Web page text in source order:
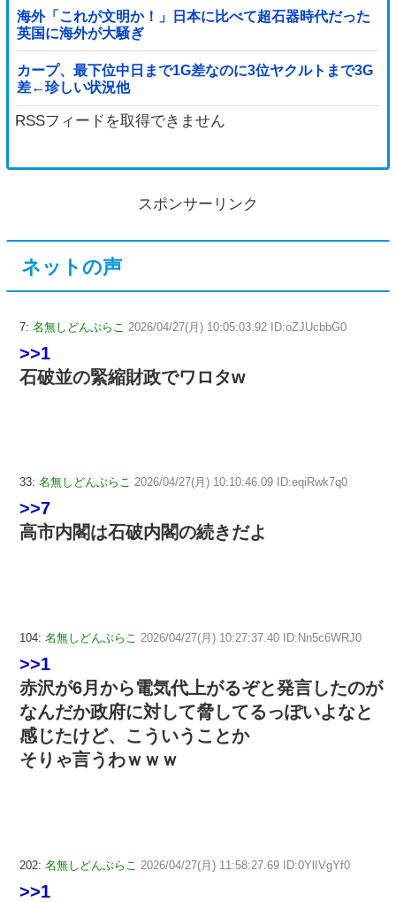
海外「これが文明か！」日本に比べて超石器時代だった
英国に海外が大騒ぎ
カープ、最下位中日まで1G差なのに3位ヤクルトまで3G
差←珍しい状況他
RSSフィードを取得できません
スポンサーリンク
ネットの声
7: 名無しどんぶらこ 2026/04/27(月) 10:05:03.92 ID:oZJUcbbG0
>>1
石破並の緊縮財政でワロタw
33: 名無しどんぶらこ 2026/04/27(月) 10:10:46.09 ID:eqiRwk7q0
>>7
高市内閣は石破内閣の続きだよ
104: 名無しどんぶらこ 2026/04/27(月) 10:27:37.40 ID:Nn5c6WRJ0
>>1
赤沢が6月から電気代上がるぞと発言したのが
なんだか政府に対して脅してるっぽいよなと
感じたけど、こういうことか
そりゃ言うわｗｗｗ
202: 名無しどんぶらこ 2026/04/27(月) 11:58:27.69 ID:0YlIVgYf0
>>1